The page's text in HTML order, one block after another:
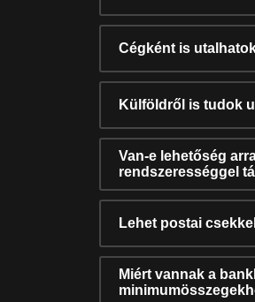
Cégként is
Külföldről is tudok
Van-e lehetőség
rendszerességgel
Lehet postai
Miért vannak a